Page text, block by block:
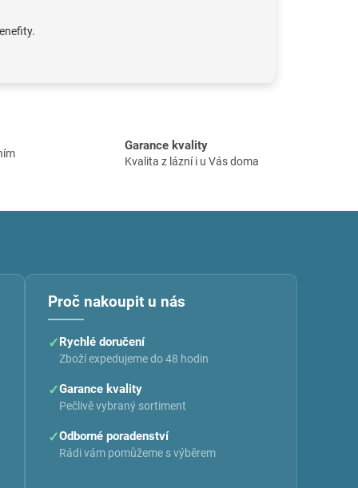
Garance kvality
Kvalita z lázní i u Vás doma
Proč nakoupit u nás
✓Rychlé doručení
Zboží expedujeme do 48 hodin
✓Garance kvality
Pečlivě vybraný sortiment
✓Odborné poradenství
Rádi vám pomůžeme s výběrem